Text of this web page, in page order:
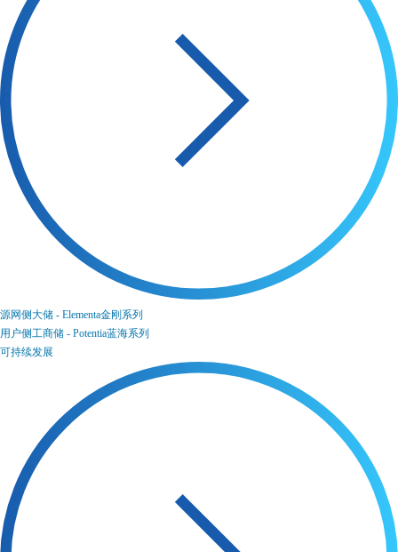
源网侧大储 - Elementa金刚系列
用户侧工商储 - Potentia蓝海系列
可持续发展